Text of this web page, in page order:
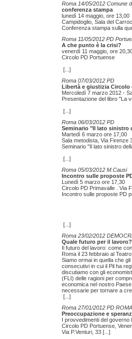
Roma 14/05/2012 Comune
conferenza stampa
lunedì 14 maggio, ore 13,00
Campidoglio, Sala del
Conferenza stampa sulla
Roma 11/05/2012 PD
A che punto è la crisi?
venerdì 11 maggio, ore
Circolo PD Portuense
[...]
Roma 07/03/2012 PD
Libertà e giustizia Circolo
Mercoledì 7 marzo 2012 -
Presentazione del libro "La
[...]
Roma 06/03/2012 PD
Seminario "Il lato sinistro
Martedì 6 marzo ore 17,00
Sala metodista, Via Firenze
Seminario "Il lato sinistro
[...]
Roma 05/03/2012 M.Causi
Incontro sulle proposte
Lunedì 5 marzo ore 17,30
Circolo PD Primavalle . Via
Incontro sulle proposte PD
[...]
Roma 23/02/2012
Quale futuro per il lavoro?
Il futuro del lavoro: come
Roma il 23 febbraio al
Siamo ormai in quella che
consecutivi in cui il Pil ha
discutiamo con gli
(FLI) delle ragioni per
economica nel nostro
necessarie per tornare a
[...]
Roma 27/01/2012 PD ROMA
Preoccupazione e
I provvedimenti del governo
Circolo PD Portuense,
Via P.Venturi, 33 [...]